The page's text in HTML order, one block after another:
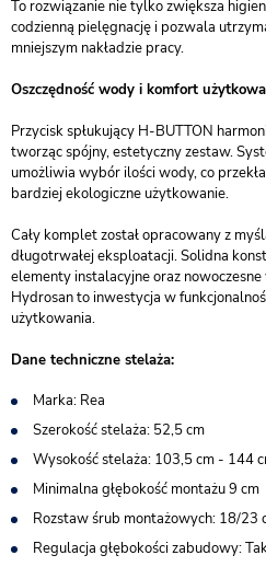
To rozwiązanie nie tylko zwiększa
codzienną pielęgnację i pozwala
mniejszym nakładzie pracy.
Oszczędność wody i komfort
Przycisk spłukujący H-BUTTON
tworząc spójny, estetyczny zestaw.
umożliwia wybór ilości wody, co
bardziej ekologiczne użytkowanie.
Cały komplet został opracowany z
długotrwałej eksploatacji. Solidna
elementy instalacyjne oraz
Hydrosan to inwestycja w
użytkowania.
Dane techniczne stelaża:
Marka: Rea
Szerokość stelaża: 52,5 cm
Wysokość stelaża: 103,5 cm - 144
Minimalna głębokość montażu 9 cm
Rozstaw śrub montażowych: 18/23
Regulacja głębokości zabudowy: